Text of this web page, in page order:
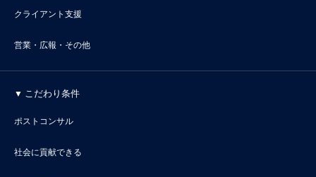
クライアント支援
営業・広報・その他
こだわり条件
ポストコンサル
社会に貢献できる